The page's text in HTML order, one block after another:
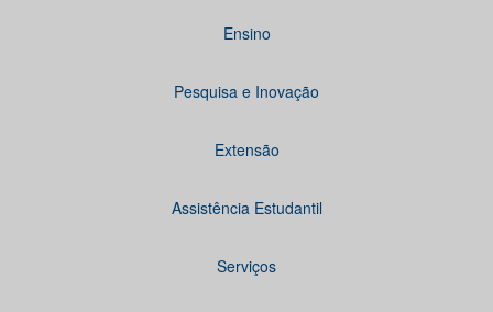
Ensino
Pesquisa e Inovação
Extensão
Assistência Estudantil
Serviços